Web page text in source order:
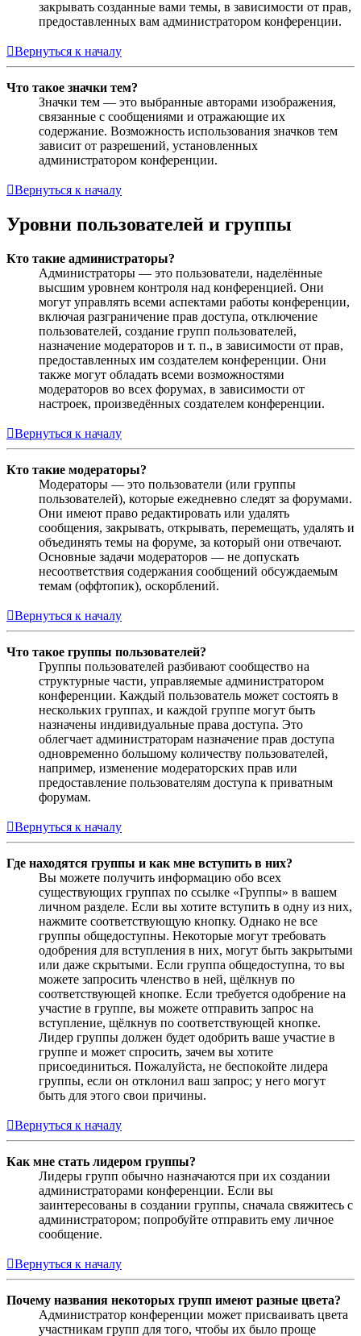
закрывать созданные вами темы, в зависимости от прав,
предоставленных вам администратором конференции.
Вернуться к началу
Что такое значки тем?
Значки тем — это выбранные авторами изображения,
связанные с сообщениями и отражающие их
содержание. Возможность использования значков тем
зависит от разрешений, установленных
администратором конференции.
Вернуться к началу
Уровни пользователей и группы
Кто такие администраторы?
Администраторы — это пользователи, наделённые
высшим уровнем контроля над конференцией. Они
могут управлять всеми аспектами работы конференции,
включая разграничение прав доступа, отключение
пользователей, создание групп пользователей,
назначение модераторов и т. п., в зависимости от прав,
предоставленных им создателем конференции. Они
также могут обладать всеми возможностями
модераторов во всех форумах, в зависимости от
настроек, произведённых создателем конференции.
Вернуться к началу
Кто такие модераторы?
Модераторы — это пользователи (или группы
пользователей), которые ежедневно следят за форумами.
Они имеют право редактировать или удалять
сообщения, закрывать, открывать, перемещать, удалять и
объединять темы на форуме, за который они отвечают.
Основные задачи модераторов — не допускать
несоответствия содержания сообщений обсуждаемым
темам (оффтопик), оскорблений.
Вернуться к началу
Что такое группы пользователей?
Группы пользователей разбивают сообщество на
структурные части, управляемые администратором
конференции. Каждый пользователь может состоять в
нескольких группах, и каждой группе могут быть
назначены индивидуальные права доступа. Это
облегчает администраторам назначение прав доступа
одновременно большому количеству пользователей,
например, изменение модераторских прав или
предоставление пользователям доступа к приватным
форумам.
Вернуться к началу
Где находятся группы и как мне вступить в них?
Вы можете получить информацию обо всех
существующих группах по ссылке «Группы» в вашем
личном разделе. Если вы хотите вступить в одну из них,
нажмите соответствующую кнопку. Однако не все
группы общедоступны. Некоторые могут требовать
одобрения для вступления в них, могут быть закрытыми
или даже скрытыми. Если группа общедоступна, то вы
можете запросить членство в ней, щёлкнув по
соответствующей кнопке. Если требуется одобрение на
участие в группе, вы можете отправить запрос на
вступление, щёлкнув по соответствующей кнопке.
Лидер группы должен будет одобрить ваше участие в
группе и может спросить, зачем вы хотите
присоединиться. Пожалуйста, не беспокойте лидера
группы, если он отклонил ваш запрос; у него могут
быть для этого свои причины.
Вернуться к началу
Как мне стать лидером группы?
Лидеры групп обычно назначаются при их создании
администраторами конференции. Если вы
заинтересованы в создании группы, сначала свяжитесь с
администратором; попробуйте отправить ему личное
сообщение.
Вернуться к началу
Почему названия некоторых групп имеют разные цвета?
Администратор конференции может присваивать цвета
участникам групп для того, чтобы их было проще